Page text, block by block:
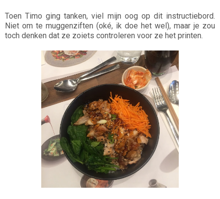
Toen Timo ging tanken, viel mijn oog op dit instructiebord.
Niet om te muggenziften (oké, ik doe het wel), maar je zou
toch denken dat ze zoiets controleren voor ze het printen.